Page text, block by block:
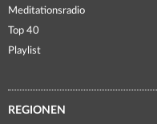
Meditationsradio
Top 40
Playlist
REGIONEN